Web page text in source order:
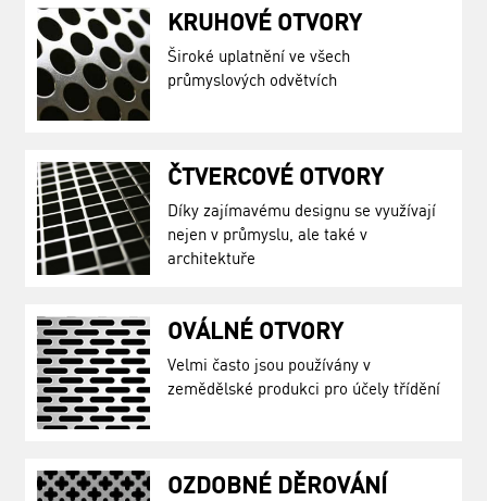
KRUHOVÉ OTVORY
Široké uplatnění ve všech
průmyslových odvětvích
ČTVERCOVÉ OTVORY
Díky zajímavému designu se využívají
nejen v průmyslu, ale také v
architektuře
OVÁLNÉ OTVORY
Velmi často jsou používány v
zemědělské produkci pro účely třídění
OZDOBNÉ DĚROVÁNÍ